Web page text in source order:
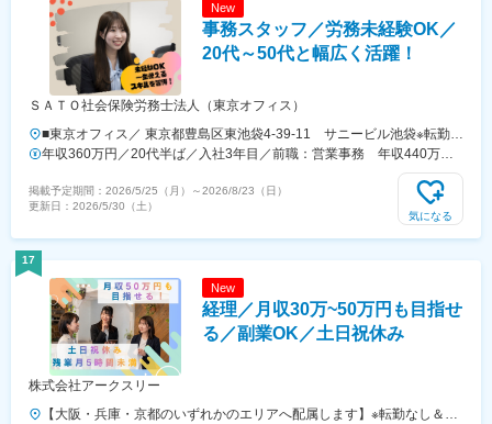
New
事務スタッフ／労務未経験OK／
20代～50代と幅広く活躍！
ＳＡＴＯ社会保険労務士法人（東京オフィス）
■東京オフィス／ 東京都豊島区東池袋4-39-11 サニービル池袋※転勤は
ありません。U・Iターン歓迎！交通■東京オフィス 大塚駅/東池袋駅か
年収360万円／20代半ば／入社3年目／前職：営業事務 年収440万円
掲載予定期間： 2026/5/25（月） ～2026/8/23（日）
更新日： 2026/5/30（土）
気になる
17
New
経理／月収30万~50万円も目指せ
る／副業OK／土日祝休み
株式会社アークスリー
【大阪・兵庫・京都のいずれかのエリアへ配属します】※転勤なし＆UI